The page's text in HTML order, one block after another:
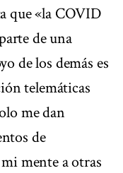
que «la COVID
de una
de los demás es
telemáticas
me dan
de
mente a otras